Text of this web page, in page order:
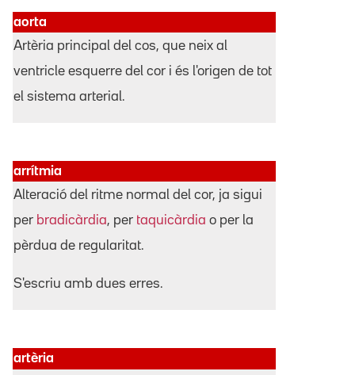
aorta
Artèria principal del cos, que neix al
ventricle esquerre del cor i és l'origen de tot
el sistema arterial.
arrítmia
Alteració del ritme normal del cor, ja sigui
per bradicàrdia, per taquicàrdia o per la
pèrdua de regularitat.
S'escriu amb dues erres.
artèria